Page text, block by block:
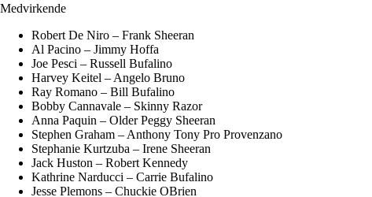
Medvirkende
Robert De Niro – Frank Sheeran
Al Pacino – Jimmy Hoffa
Joe Pesci – Russell Bufalino
Harvey Keitel – Angelo Bruno
Ray Romano – Bill Bufalino
Bobby Cannavale – Skinny Razor
Anna Paquin – Older Peggy Sheeran
Stephen Graham – Anthony Tony Pro Provenzano
Stephanie Kurtzuba – Irene Sheeran
Jack Huston – Robert Kennedy
Kathrine Narducci – Carrie Bufalino
Jesse Plemons – Chuckie OBrien